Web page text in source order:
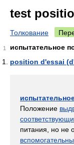
test
Толкование
1
испытательное
position d'essai
Положение
питания, но не